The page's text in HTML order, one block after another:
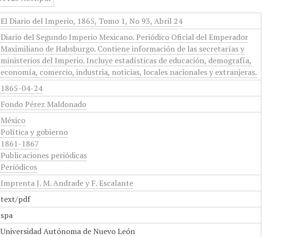
El Diario del Imperio, 1865, Tomo 1, No 93, Abril 24
Diario del Segundo Imperio Mexicano. Periódico Oficial del Emperador
Maximiliano de Habsburgo. Contiene información de las secretarías y
ministerios del Imperio. Incluye estadísticas de educación, demografía,
economía, comercio, industria, noticias, locales nacionales y extranjeras.
1865-04-24
Fondo Pérez Maldonado
México
Política y gobierno
1861-1867
Publicaciones periódicas
Periódicos
Imprenta J. M. Andrade y F. Escalante
text/pdf
spa
Universidad Autónoma de Nuevo León